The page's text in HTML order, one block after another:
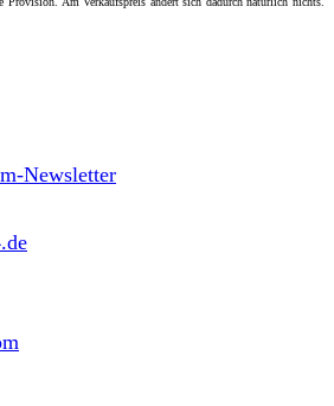
Newsletter